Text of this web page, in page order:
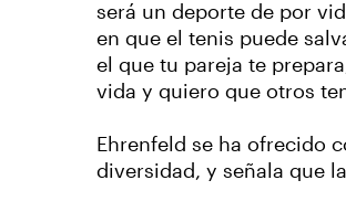
será un deporte de por
en que el tenis puede
el que tu pareja te
vida y quiero que otros
Ehrenfeld se ha ofrecido
diversidad, y señala que